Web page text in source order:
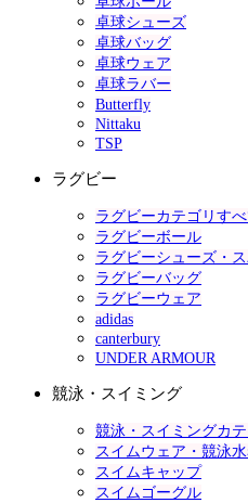
卓球シューズ
卓球バッグ
卓球ウェア
卓球ラバー
Butterfly
Nittaku
TSP
ラグビー
ラグビーカテゴリす
ラグビーボール
ラグビーシューズ・
ラグビーバッグ
ラグビーウェア
adidas
canterbury
UNDER ARMOUR
競泳・スイミング
競泳・スイミングカ
スイムウェア・競泳
スイムキャップ
スイムゴーグル